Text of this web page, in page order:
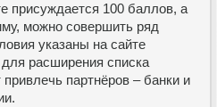
присуждается 100 баллов, а
можно совершить ряд
указаны на сайте
расширения списка
партнёров – банки и